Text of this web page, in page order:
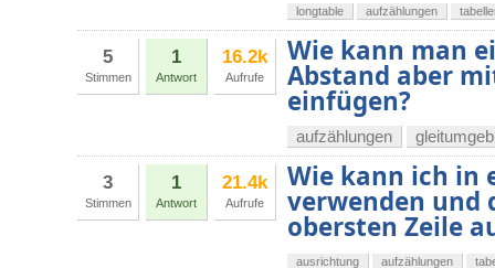
longtable aufzählungen
5
Stimmen
1
Antwort
16.2k
Aufrufe
Wie kann man
Abstand aber
einfügen?
aufzählungen
3
Stimmen
1
Antwort
21.4k
Aufrufe
Wie kann ich in
verwenden und
obersten Zeile
ausrichtung aufzählungen